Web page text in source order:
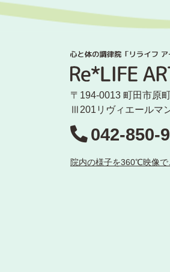
〒194-0013 町田市原
Ⅲ201リヴィエールマ
042-850-
院内の様子を360℃映像で